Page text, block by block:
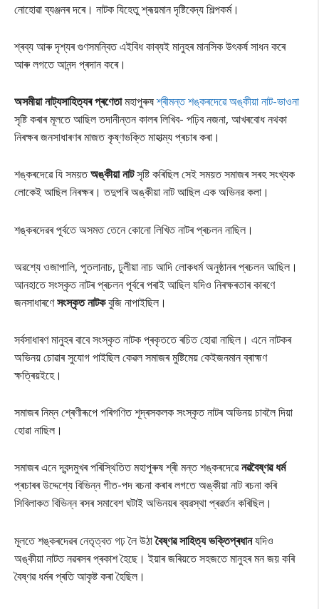
নোহোৱা ব্যঞ্জনৰ দৰে। নাটক যিহেতু শ্ৰূয়মান দৃষ্টিবেদ্য শিল্পকৰ্ম।
শ্ৰব্য আৰু দৃশ্যৰ গুণসমন্বিত এইবিধ কাব্যই মানুহৰ মানসিক উৎকৰ্ষ সাধন কৰে
আৰু লগতে আনন্দ প্ৰদান কৰে।
অসমীয়া নাট্যসাহিত্যৰ প্ৰণেতামহাপুৰুষশ্ৰীমন্ত শঙ্কৰদেৱে অঙ্কীয়া নাট-ভাওনা
সৃষ্টি কৰাৰ মূলতে আছিল তদানীন্তন কালৰ লিখিব- পঢ়িব নজনা, আখৰবোধ নথকা
নিৰক্ষৰ জনসাধাৰণৰ মাজত কৃষ্ণভক্তি মাহাত্ম্য প্ৰচাৰ কৰা।
শঙ্কৰদেৱে যি সময়তঅঙ্কীয়া নাটসৃষ্টি কৰিছিল সেই সময়ত সমাজৰ সৰহ সংখ্যক
লোকেই আছিল নিৰক্ষৰ। তদুপৰি অঙ্কীয়া নাট আছিল এক অভিনৱ কলা।
শঙ্কৰদেৱৰ পূৰ্বতে অসমত তেনে কোনো লিখিত নাটৰ প্ৰচলন নাছিল।
অৱশ্যে ওজাপালি, পুতলানাচ, ঢুলীয়া নাচ আদি লোকধৰ্ম অনুষ্ঠানৰ প্ৰচলন আছিল।
আনহাতে সংস্কৃত নাটৰ প্ৰচলন পূৰ্বৰে পৰাই আছিল যদিও নিৰক্ষৰতাৰ কাৰণে
জনসাধাৰণেসংস্কৃত নাটকবুজি নাপাইছিল।
সৰ্বসাধাৰণ মানুহৰ বাবে সংস্কৃত নাটক প্ৰকৃততে ৰচিত হোৱা নাছিল। এনে নাটকৰ
অভিনয় চোৱাৰ সুযোগ পাইছিল কেৱল সমাজৰ মুষ্টিমেয় কেইজনমান ব্ৰাহ্মণ
ক্ষত্ৰিয়ইহে।
সমাজৰ নিম্ন শ্ৰেণীৰূপে পৰিগণিত শূদ্ৰসকলক সংস্কৃত নাটৰ অভিনয় চাবলৈ দিয়া
হোৱা নাছিল।
সমাজৰ এনে দ্বন্দমুখৰ পৰিস্থিতিত মহাপুৰুষ শ্ৰী মন্ত শঙ্কৰদেৱেনৱবৈষ্ণৱ ধৰ্ম
প্ৰচাৰৰ উদ্দেশ্যে বিভিন্ন গীত-পদ ৰচনা কৰাৰ লগতে অঙ্কীয়া নাট ৰচনা কৰি
সিবিলাকত বিভিন্ন ৰসৰ সমাবেশ ঘটাই অভিনয়ৰ ব্যৱস্থা প্ৰৱৰ্তন কৰিছিল।
মূলতে শঙ্কৰদেৱৰ নেতৃত্বত গঢ় লৈ উঠাবৈষ্ণৱ সাহিত্য ভক্তিপ্ৰধানযদিও
অঙ্কীয়া নাটত নৱৰসৰ প্ৰকাশ হৈছে। ইয়াৰ জৰিয়তে সহজতে মানুহৰ মন জয় কৰি
বৈষ্ণৱ ধৰ্মৰ প্ৰতি আকৃষ্ট কৰা হৈছিল।